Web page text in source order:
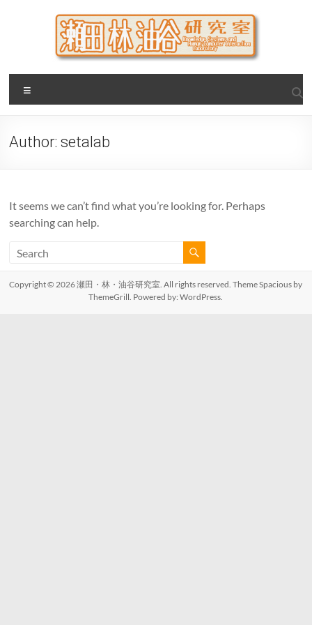
瀬田・林・油谷研究室
大阪公立大学 大学院 情報学研究科 学際情報学専攻 / 大阪府
立大学 理学部 情報数理科学科(大学院 理学系研究科 情報数理
Author:setalab
It seems we can’t find what you’re looking for. Perhaps
searching can help.
Copyright © 2026瀬田・林・油谷研究室. All rights reserved. ThemeSpacious by
ThemeGrill. Powered by:WordPress.